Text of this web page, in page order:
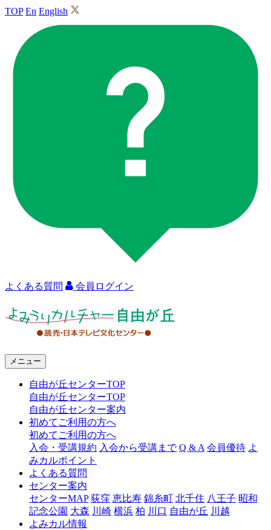
TOP En English
よくある質問 会員ログイン
ャ
由
メニュー
自由が丘センターTOP
自由が丘センターTOP
自由が丘センター案内
初めてご利用の方へ
初めてご利用の方へ
入会・受講規約 入会から受講まで Q & A 会員優待 よ
みカルポイント
よくある質問
センター案内
センターMAP 荻窪 恵比寿 錦糸町 北千住 八王子 昭和
記念公園 大森 川崎 横浜 柏 川口 自由が丘 川越
よみカル情報